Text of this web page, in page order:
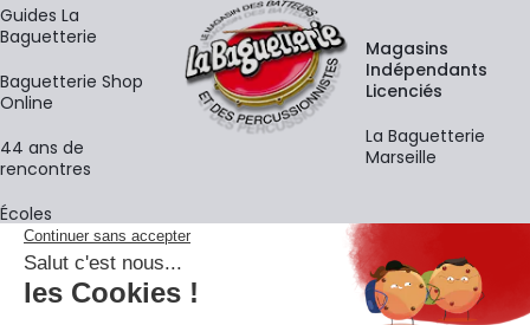
Guides La
Baguetterie
Baguetterie Shop
Online
44 ans de
rencontres
Écoles
Magasins
Indépendants
Licenciés
La Baguetterie
Marseille
La newsletter
Adresse e-mail